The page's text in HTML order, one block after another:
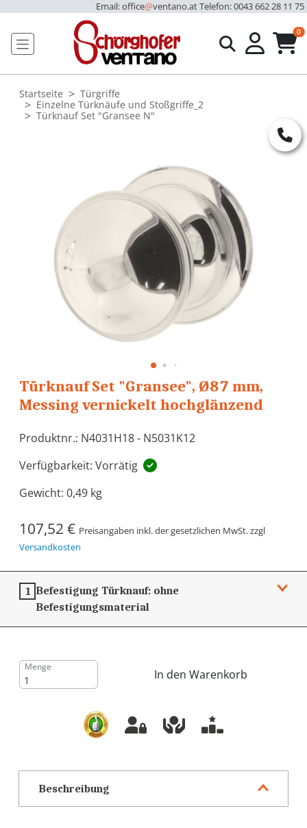
Email: office@ventano.atTelefon: 0043 662 28 11 75
0
Startseite
Türgriffe
Einzelne Türknäufe und Stoßgriffe_2
Türknauf Set "Gransee N"
Türknauf Set "Gransee", Ø87 mm,
Messing vernickelt hochglänzend
Produktnr.: N4031H18 - N5031K12
Verfügbarkeit: Vorrätig
Gewicht: 0,49 kg
107,52 € Preisangaben inkl. der gesetzlichen MwSt. zzgl
Versandkosten
1 Befestigung Türknauf: ohne
Befestigungsmaterial
Menge
In den Warenkorb
Beschreibung